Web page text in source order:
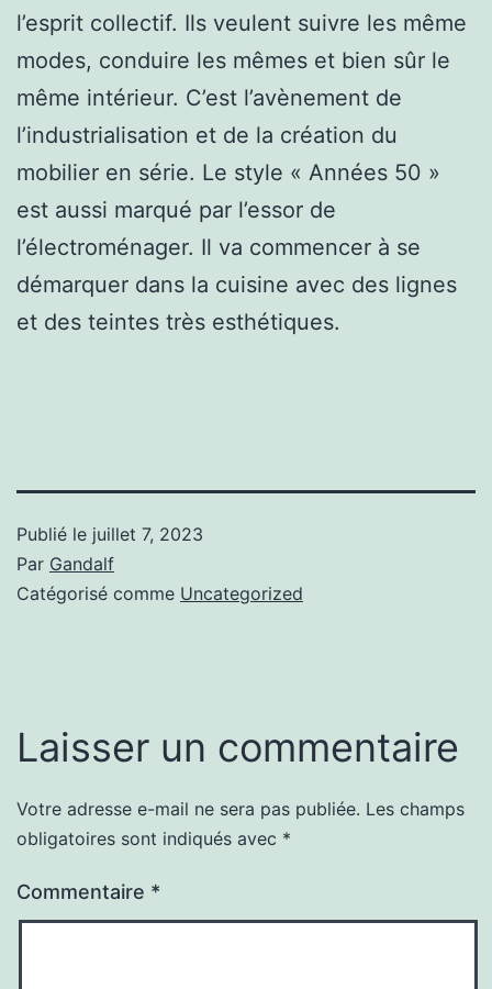
l’esprit collectif. Ils veulent suivre les même
modes, conduire les mêmes et bien sûr le
même intérieur. C’est l’avènement de
l’industrialisation et de la création du
mobilier en série. Le style « Années 50 »
est aussi marqué par l’essor de
l’électroménager. Il va commencer à se
démarquer dans la cuisine avec des lignes
et des teintes très esthétiques.
Publié le juillet 7, 2023
Par Gandalf
Catégorisé comme Uncategorized
Laisser un commentaire
Votre adresse e-mail ne sera pas publiée. Les champs
obligatoires sont indiqués avec *
Commentaire *